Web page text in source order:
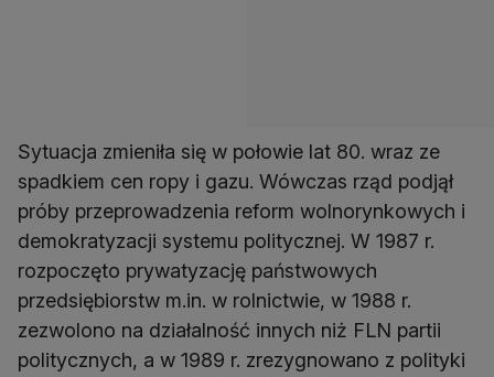
Sytuacja zmieniła się w połowie lat 80. wraz ze
spadkiem cen ropy i gazu. Wówczas rząd podjął
próby przeprowadzenia reform wolnorynkowych i
demokratyzacji systemu politycznej. W 1987 r.
rozpoczęto prywatyzację państwowych
przedsiębiorstw m.in. w rolnictwie, w 1988 r.
zezwolono na działalność innych niż FLN partii
politycznych, a w 1989 r. zrezygnowano z polityki